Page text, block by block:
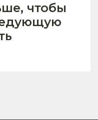
чтобы